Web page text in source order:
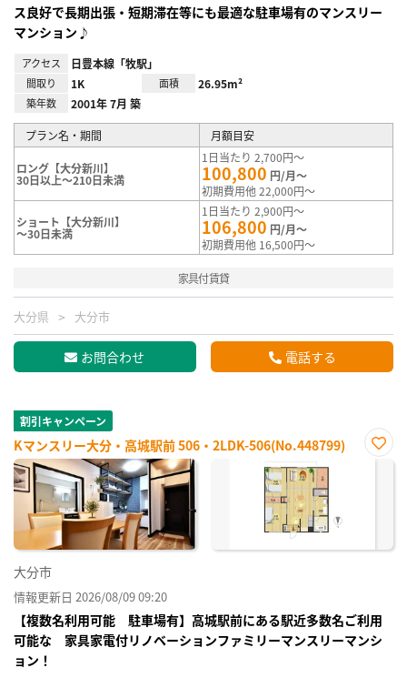
ス良好で長期出張・短期滞在等にも最適な駐車場有のマンスリー
マンション♪
アクセス 日豊本線「牧駅」
間取り 1K 面積 26.95m²
築年数 2001年 7月 築
プラン名・期間 月額目安
ロング【大分新川】
30日以上～210日未満
1日当たり 2,700円～
100,800 円/月～
初期費用他 22,000円～
ショート【大分新川】
～30日未満
1日当たり 2,900円～
106,800 円/月～
初期費用他 16,500円～
家具付賃貸
大分県 大分市
お問合わせ 電話する
割引キャンペーン
Kマンスリー大分・高城駅前 506・2LDK-506(No.448799)
お気
大分市
情報更新日 2026/08/09 09:20
【複数名利用可能 駐車場有】高城駅前にある駅近多数名ご利用
可能な 家具家電付リノベーションファミリーマンスリーマンシ
ョン！